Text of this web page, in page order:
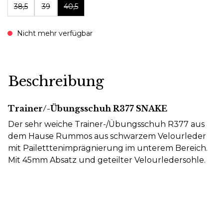
38,5 39 40,5
Nicht mehr verfügbar
Beschreibung
Trainer/-Übungsschuh R377 SNAKE
Der sehr weiche Trainer-/Übungsschuh R377 aus
dem Hause Rummos aus schwarzem Velourleder
mit Pailetttenimprägnierung im unterem Bereich.
Mit 45mm Absatz und geteilter Velourledersohle.